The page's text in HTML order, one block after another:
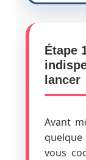
Étape
lancer
Avant
vous